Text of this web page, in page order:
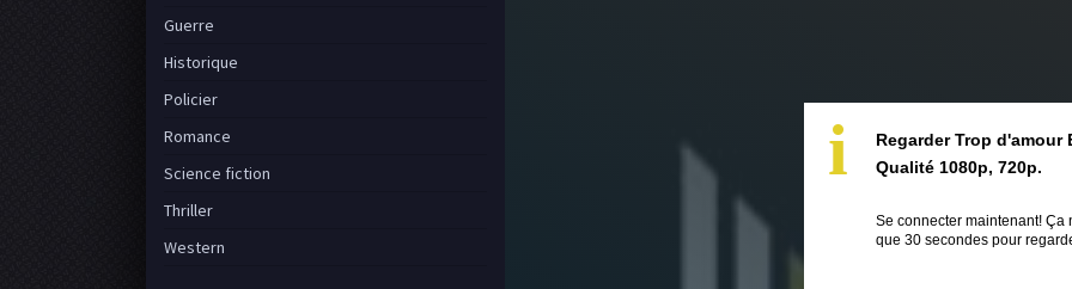
i
Regarder Trop d'amour
Qualité 1080p, 720p.
Se connecter maintenant! Ça
que 30 secondes pour
Guerre
Historique
Policier
Romance
Science fiction
Thriller
Western